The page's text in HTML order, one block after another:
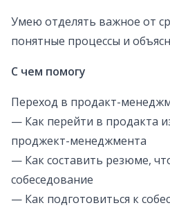
Умею отделять важное от
понятные процессы и
С чем помогу
Переход в продакт-
— Как перейти в продакта
проджект-менеджмента
— Как составить резюме,
собеседование
— Как подготовиться к